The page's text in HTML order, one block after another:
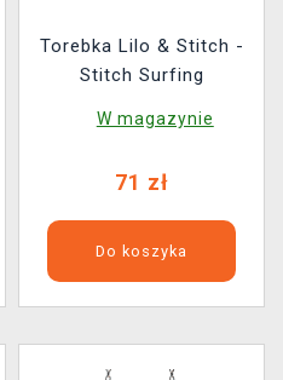
Torebka Lilo & Stitch -
Stitch Surfing
W magazynie
71 zł
Do koszyka